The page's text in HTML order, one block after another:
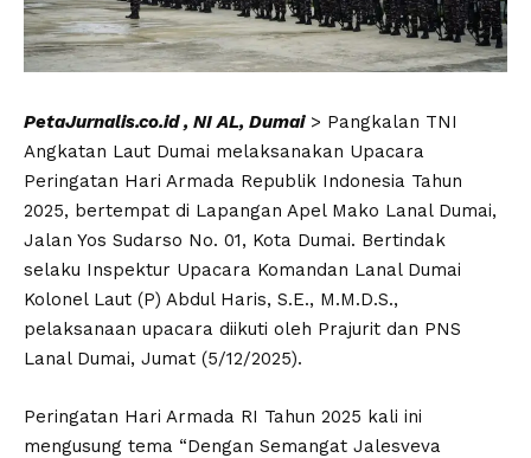
PetaJurnalis.co.id , NI AL, Dumai > Pangkalan TNI
Angkatan Laut Dumai melaksanakan Upacara
Peringatan Hari Armada Republik Indonesia Tahun
2025, bertempat di Lapangan Apel Mako Lanal Dumai,
Jalan Yos Sudarso No. 01, Kota Dumai. Bertindak
selaku Inspektur Upacara Komandan Lanal Dumai
Kolonel Laut (P) Abdul Haris, S.E., M.M.D.S.,
pelaksanaan upacara diikuti oleh Prajurit dan PNS
Lanal Dumai, Jumat (5/12/2025).
Peringatan Hari Armada RI Tahun 2025 kali ini
mengusung tema “Dengan Semangat Jalesveva